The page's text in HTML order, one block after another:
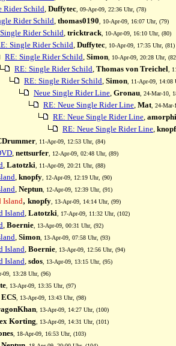
Rider Schild, Duffytec , 09-Apr-09, 22:36 Uhr, (78)
Rider Schild, thomas0190 , 10-Apr-09, 16:07 Uhr, (79)
Rider Schild, tricktrack , 10-Apr-09, 16:10 Uhr, (80)
Single Rider Schild, Duffytec , 10-Apr-09, 17:35 Uhr, (81)
RE: Single Rider Schild, Simon , 10-Apr-09, 20:28 Uhr,
RE: Single Rider Schild, Thomas von Treichel ,
RE: Single Rider Schild, Simon , 11-Apr-09, 14:08
Neue Single Rider Line, Gronau , 24-Mar-10,
RE: Neue Single Rider Line, Mat , 24-
RE: Neue Single Rider Line,
RE: Neue Single Rider Line,
, 11-Apr-09, 12:53 Uhr, (84)
, nettsurfer , 12-Apr-09, 02:48 Uhr, (89)
, Latotzki , 11-Apr-09, 20:21 Uhr, (88)
, knopfy , 12-Apr-09, 12:19 Uhr, (90)
, Neptun , 12-Apr-09, 12:39 Uhr, (91)
Island, knopfy , 13-Apr-09, 14:14 Uhr, (99)
Island, Latotzki , 17-Apr-09, 11:32 Uhr, (102)
, Boernie , 13-Apr-09, 00:31 Uhr, (92)
, Simon , 13-Apr-09, 07:58 Uhr, (93)
Island, Boernie , 13-Apr-09, 12:56 Uhr, (94)
Island, sdos , 13-Apr-09, 13:15 Uhr, (95)
09, 13:28 Uhr, (96)
, 13-Apr-09, 13:35 Uhr, (97)
ECS , 13-Apr-09, 13:43 Uhr, (98)
, 13-Apr-09, 14:27 Uhr, (100)
Korting , 13-Apr-09, 14:31 Uhr, (101)
, 18-Apr-09, 16:53 Uhr, (103)